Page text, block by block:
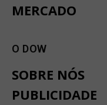
MERCADO
O DOW
SOBRE NÓS
PUBLICIDADE